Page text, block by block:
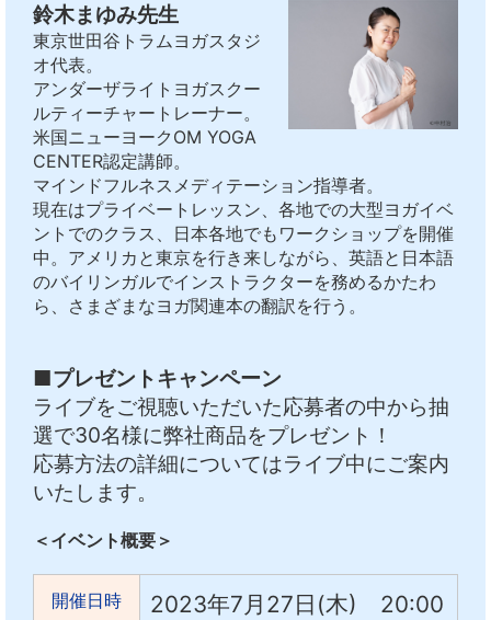
鈴木まゆみ先生
東京世田谷トラムヨガスタジ
オ代表。
アンダーザライトヨガスクー
ルティーチャートレーナー。
米国ニューヨークOM YOGA
CENTER認定講師。
マインドフルネスメディテーション指導者。
現在はプライベートレッスン、各地での大型ヨガイベ
ントでのクラス、日本各地でもワークショップを開催
中。アメリカと東京を行き来しながら、英語と日本語
のバイリンガルでインストラクターを務めるかたわ
ら、さまざまなヨガ関連本の翻訳を行う。
■プレゼントキャンペーン
ライブをご視聴いただいた応募者の中から抽
選で30名様に弊社商品をプレゼント！
応募方法の詳細についてはライブ中にご案内
いたします。
＜イベント概要＞
開催日時
2023年7月27日(木) 20:00